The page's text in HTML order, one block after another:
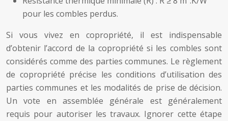
pour les combles perdus.
Si vous vivez en copropriété, il est indispensable
d’obtenir l’accord de la copropriété si les combles sont
considérés comme des parties communes. Le règlement
de copropriété précise les conditions d’utilisation des
parties communes et les modalités de prise de décision.
Un vote en assemblée générale est généralement
requis pour autoriser les travaux. Ignorer cette étape